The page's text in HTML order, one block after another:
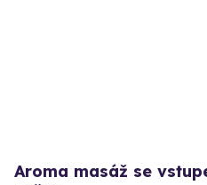
Aroma masáž se